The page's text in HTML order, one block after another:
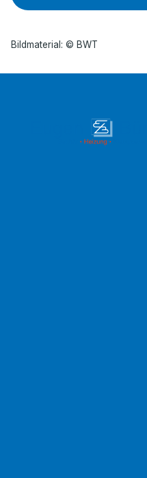
Bildmaterial: © BWT